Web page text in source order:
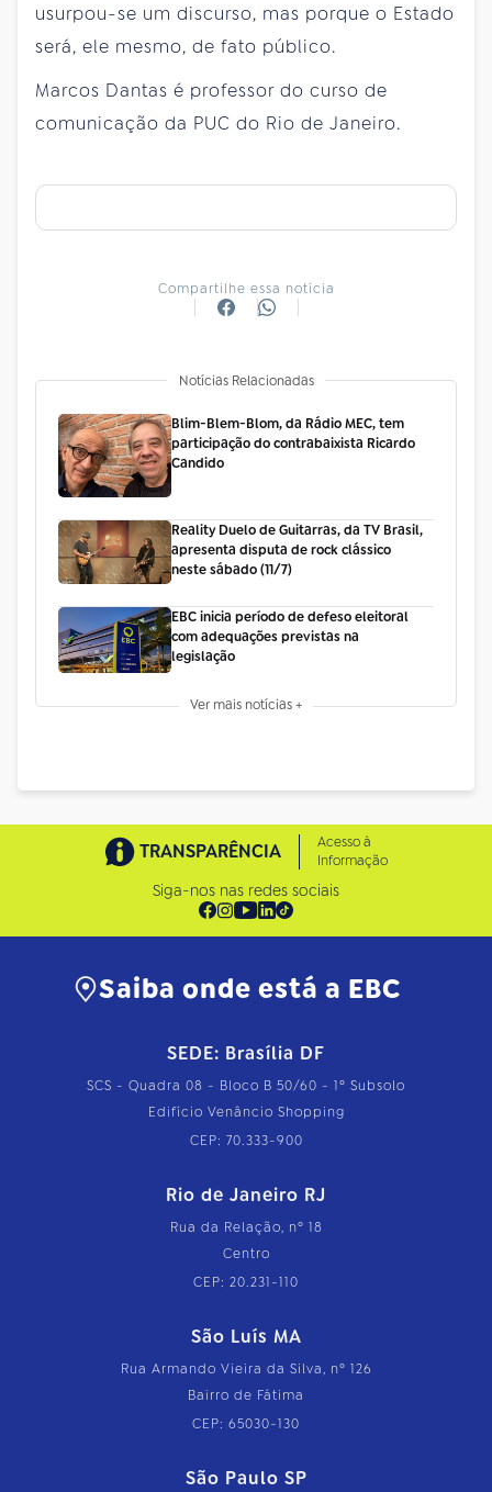
usurpou-se um discurso, mas porque o Estado
será, ele mesmo, de fato público.
Marcos Dantas é professor do curso de
comunicação da PUC do Rio de Janeiro.
Compartilhe essa notícia
Notícias Relacionadas
Blim-Blem-Blom, da Rádio MEC, tem
participação do contrabaixista Ricardo
Candido
Reality Duelo de Guitarras, da TV Brasil,
apresenta disputa de rock clássico
neste sábado (11/7)
EBC inicia período de defeso eleitoral
com adequações previstas na
legislação
Ver mais notícias +
TRANSPARÊNCIA
Acesso à
Informação
Siga-nos nas redes sociais
Saiba onde está a EBC
SEDE: Brasília DF
SCS - Quadra 08 - Bloco B 50/60 - 1º Subsolo
Edifício Venâncio Shopping
CEP: 70.333-900
Rio de Janeiro RJ
Rua da Relação, nº 18
Centro
CEP: 20.231-110
São Luís MA
Rua Armando Vieira da Silva, nº 126
Bairro de Fátima
CEP: 65030-130
São Paulo SP